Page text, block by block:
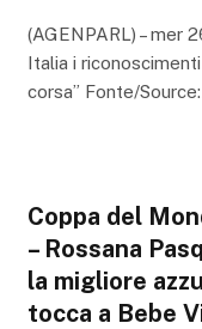
(AGENPARL) – mer
Italia i
corsa” Fonte/
Coppa del
– Rossana
la migliore
tocca a Bebe